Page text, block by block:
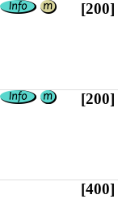
[200]
[200]
[400]